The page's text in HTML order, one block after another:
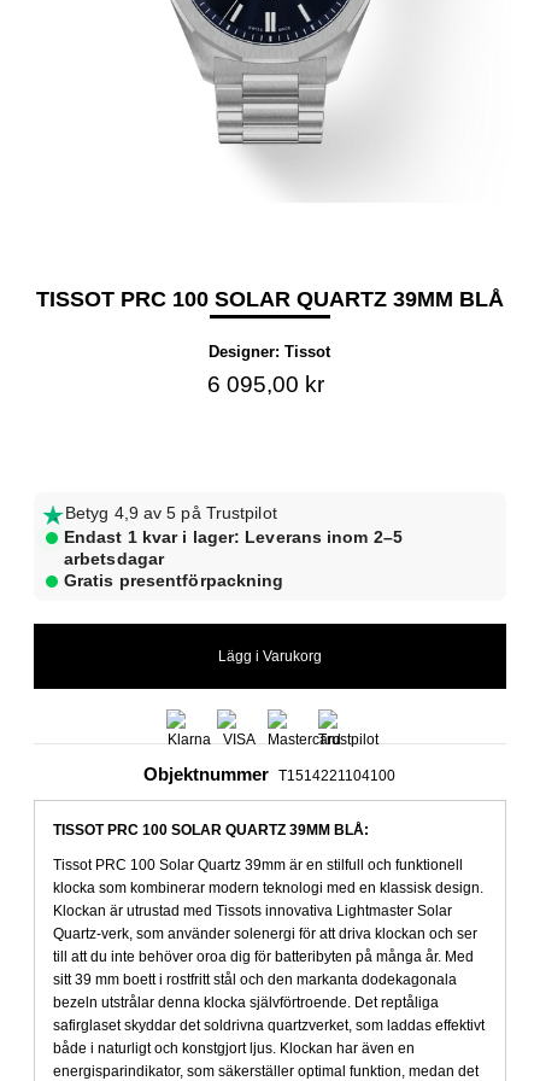
TISSOT PRC 100 SOLAR QUARTZ 39MM BLÅ
Designer:Tissot
6 095,00 kr
Betyg 4,9 av 5 på Trustpilot
Endast 1 kvar i lager: Leverans inom 2–5
arbetsdagar
Gratis presentförpackning
Objektnummer T1514221104100
TISSOT PRC 100 SOLAR QUARTZ 39MM BLÅ:
Tissot PRC 100 Solar Quartz 39mm är en stilfull och funktionell
klocka som kombinerar modern teknologi med en klassisk design.
Klockan är utrustad med Tissots innovativa Lightmaster Solar
Quartz-verk, som använder solenergi för att driva klockan och ser
till att du inte behöver oroa dig för batteribyten på många år. Med
sitt 39 mm boett i rostfritt stål och den markanta dodekagonala
bezeln utstrålar denna klocka självförtroende. Det reptåliga
safirglaset skyddar det soldrivna quartzverket, som laddas effektivt
både i naturligt och konstgjort ljus. Klockan har även en
energisparindikator, som säkerställer optimal funktion, medan det